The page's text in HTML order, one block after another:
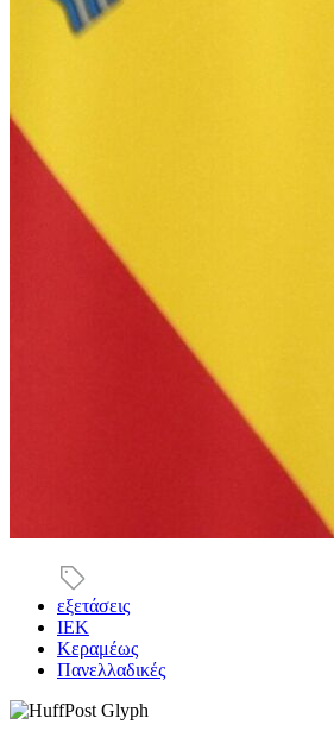
εξετάσεις
ΙΕΚ
Κεραμέως
Πανελλαδικές